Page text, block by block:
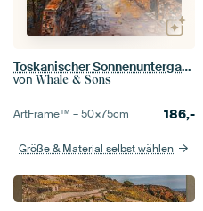
Toskanischer Sonnenuntergang
von Whale & Sons
ArtFrame™ –50×75cm 186,-
Größe & Material selbst wählen